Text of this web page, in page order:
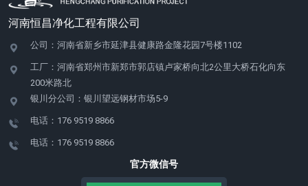
河南恒昌净化工程有限公司
公司：河南省新乡市延津县健康路金隆花园7号楼1102
工厂：河南省郑州市新郑市郭店镇卢家桥向北2公里大桥石化向东
200米路北
银川分公司：银川望远钢材市场5-9
电话：176 9519 8866
电话：176 9519 8866
官方微信号